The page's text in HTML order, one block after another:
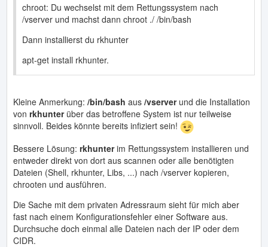
chroot: Du wechselst mit dem Rettungssystem nach
/vserver und machst dann chroot ./ /bin/bash
Dann installierst du rkhunter
apt-get install rkhunter.
Kleine Anmerkung: /bin/bash aus /vserverund die Installation
von rkhunterüber das betroffene System ist nur teilweise
sinnvoll. Beides könnte bereits infiziert sein!
Bessere Lösung: rkhunterim Rettungssystem installieren und
entweder direkt von dort aus scannen oder alle benötigten
Dateien (Shell, rkhunter, Libs, ...) nach /vserver kopieren,
chrooten und ausführen.
Die Sache mit dem privaten Adressraum sieht für mich aber
fast nach einem Konfigurationsfehler einer Software aus.
Durchsuche doch einmal alle Dateien nach der IP oder dem
CIDR.